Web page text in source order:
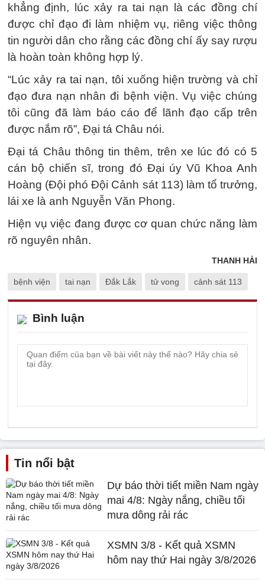
khẳng định, lúc xảy ra tai nạn là các đồng chí
được chỉ đạo đi làm nhiệm vụ, riêng việc thông
tin người dân cho rằng các đồng chí ấy say rượu
là hoàn toàn không hợp lý.
“Lúc xảy ra tai nạn, tôi xuống hiện trường và chỉ
đạo đưa nạn nhân đi bệnh viện. Vụ việc chúng
tôi cũng đã làm báo cáo để lãnh đạo cấp trên
được nắm rõ”, Đại tá Châu nói.
Đại tá Châu thông tin thêm, trên xe lúc đó có 5
cán bộ chiến sĩ, trong đó Đại úy Vũ Khoa Anh
Hoàng (Đội phó Đội Cảnh sát 113) làm tổ trưởng,
lái xe là anh Nguyễn Văn Phong.
Hiện vụ việc đang được cơ quan chức năng làm
rõ nguyên nhân.
THANH HẢI
bệnh viện tai nạn Đắk Lắk tử vong cảnh sát 113
Bình luận
Tin nổi bật
Dự báo thời tiết miền Nam ngày
mai 4/8: Ngày nắng, chiều tối
mưa dông rải rác
XSMN 3/8 - Kết quả XSMN
hôm nay thứ Hai ngày 3/8/2026